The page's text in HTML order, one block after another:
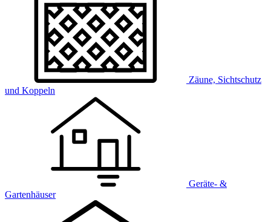
Zäune, Sichtschutz
und Koppeln
Geräte- &
Gartenhäuser